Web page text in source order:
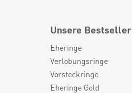
Unsere Bestseller
Eheringe
Verlobungsringe
Vorsteckringe
Eheringe Gold